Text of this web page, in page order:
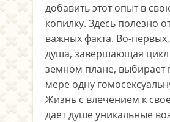
добавить этот опыт в
копилку. Здесь полезно
важных факта. Во-
душа, завершающая
земном плане,
мере одну
Жизнь с влечением к
дает душе уникальные